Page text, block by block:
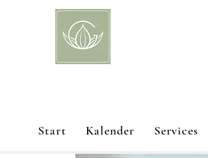
Start Kalender Services